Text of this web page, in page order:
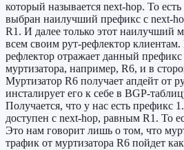
который называется next-hop. То
выбран наилучший префикс с next-
R1. И далее только этот наилучший
всем своим рут-рефлектор клиентам.
рефлектор отражает данный
муртизатора, например, R6, и в
Муртизатор R6 получает апдейт от
инсталирует его к себе в BGP-
Получается, что у нас есть префикс
доступен с next-hop, равным R1. То
Это нам говорит лишь о том, что
трафик от муртизатора R6 пойдет